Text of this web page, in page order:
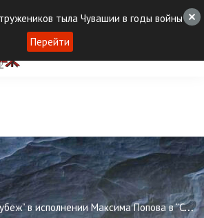
в исполнении Максима Попова в “Солдатском конверте”
тыла Чувашии в годы войны
Перейти